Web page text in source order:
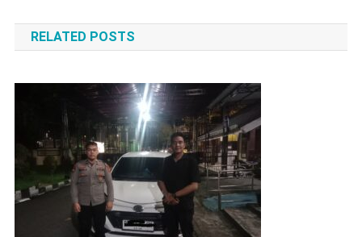
pos
RELATED POSTS